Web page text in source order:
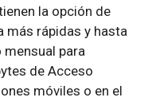
la opción de
más rápidas y hasta
para
de Acceso
móviles o en el